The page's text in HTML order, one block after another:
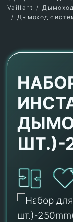
Vaillant
Дымоход
ШТ.)-